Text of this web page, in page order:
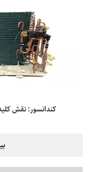
کندانسور: نقش